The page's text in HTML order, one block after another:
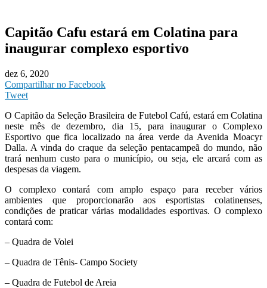
Capitão Cafu estará em Colatina para
inaugurar complexo esportivo
dez 6, 2020
Compartilhar no Facebook
Tweet
O Capitão da Seleção Brasileira de Futebol Cafú, estará em Colatina
neste mês de dezembro, dia 15, para inaugurar o Complexo
Esportivo que fica localizado na área verde da Avenida Moacyr
Dalla. A vinda do craque da seleção pentacampeã do mundo, não
trará nenhum custo para o município, ou seja, ele arcará com as
despesas da viagem.
O complexo contará com amplo espaço para receber vários
ambientes que proporcionarão aos esportistas colatinenses,
condições de praticar várias modalidades esportivas. O complexo
contará com:
– Quadra de Volei
– Quadra de Tênis- Campo Society
– Quadra de Futebol de Areia